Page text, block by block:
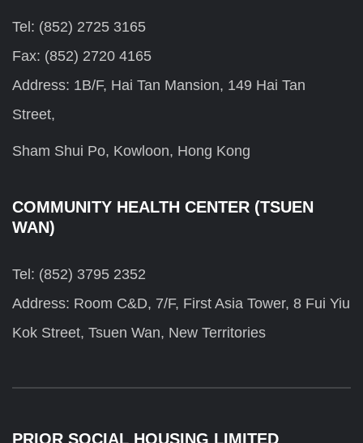
Tel: (852) 2725 3165
Fax: (852) 2720 4165
Address: 1B/F, Hai Tan Mansion, 149 Hai Tan
Street,
Sham Shui Po, Kowloon, Hong Kong
COMMUNITY HEALTH CENTER (TSUEN
WAN)
Tel: (852) 3795 2352
Address: Room C&D, 7/F, First Asia Tower, 8 Fui Yiu
Kok Street, Tsuen Wan, New Territories
PRIOR SOCIAL HOUSING LIMITED